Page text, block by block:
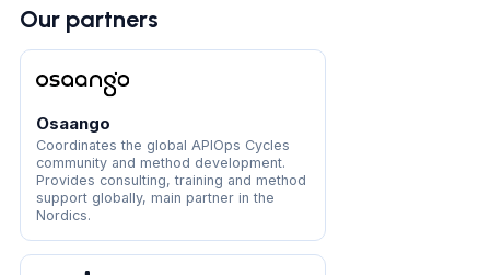
Our partners
Osaango
Coordinates the global APIOps Cycles
community and method development.
Provides consulting, training and method
support globally, main partner in the
Nordics.